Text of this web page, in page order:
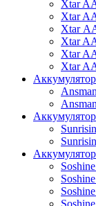
Xtar
Xtar
Xtar
Xtar
Xtar
Xtar